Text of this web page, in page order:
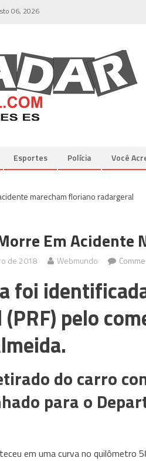
06, 2026
Esportes Polícia Você
Em Acidente
de 2018 Webmundo
foi
(PRF) pelo
do carro
para o
em uma curva no quilômetro